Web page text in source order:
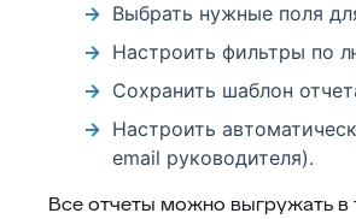
Выбрать нужные поля
Настроить фильтры по
Сохранить шаблон
Настроить
email руководителя).
Все отчеты можно выгружать в